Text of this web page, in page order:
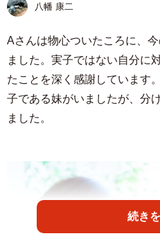
八幡 康二
Aさんは物心ついたころに、
ました。実子ではない自分に
たことを深く感謝しています
子である妹がいましたが、分
ました。
続き